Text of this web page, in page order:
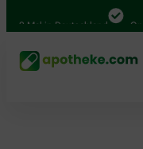
Mal in Deutschland